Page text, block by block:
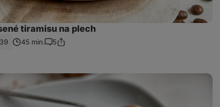
tiramisu na plech
45 min.
Komentáre
5Zdieľať